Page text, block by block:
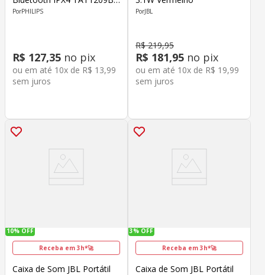
Preto
PHILIPS
R$ 127,35 no pix
ou em até 10x de R$ 13,99
sem juros
JBL
R$ 219,95
R$ 181,95 no pix
ou em até 10x de R$ 19,99
sem juros
10% OFF
Receba em 3h*🚀
Caixa de Som JBL Portátil
3% OFF
Receba em 3h*🚀
Caixa de Som JBL Portátil